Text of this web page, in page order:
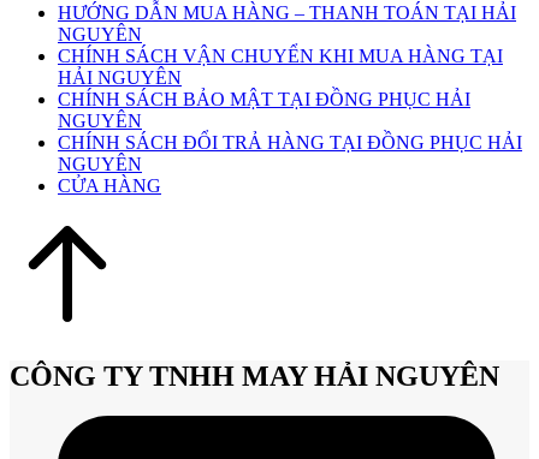
HƯỚNG DẪN MUA HÀNG – THANH TOÁN TẠI HẢI
NGUYÊN
CHÍNH SÁCH VẬN CHUYỂN KHI MUA HÀNG TẠI
HẢI NGUYÊN
CHÍNH SÁCH BẢO MẬT TẠI ĐỒNG PHỤC HẢI
NGUYÊN
CHÍNH SÁCH ĐỔI TRẢ HÀNG TẠI ĐỒNG PHỤC HẢI
NGUYÊN
CỬA HÀNG
CÔNG TY TNHH MAY HẢI NGUYÊN